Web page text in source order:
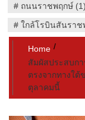
# ถนนราชพฤกษ์ (1)
# ใกล้โรบินสันราช
Home
สัมผัสประสบก
ตรงจากทางใต้
ตุลาคมนี้